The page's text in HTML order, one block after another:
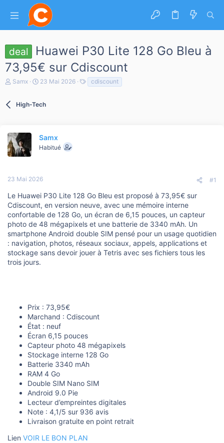
deal
Huawei P30 Lite 128 Go Bleu à
73,95€ sur Cdiscount
A
e
l
a
s
u
s
s
i
o
n
Samx
D
e
é
b
23 Mai 2026
a
cdiscount
High-Tech
Samx
Habitué
23 Mai 2026 #1
Le Huawei P30 Lite 128 Go Bleu est proposé à 73,95€ sur
Cdiscount, en version neuve, avec une mémoire interne
confortable de 128 Go, un écran de 6,15 pouces, un capteur
photo de 48 mégapixels et une batterie de 3340 mAh. Un
smartphone Android double SIM pensé pour un usage quotidien
: navigation, photos, réseaux sociaux, appels, applications et
stockage sans devoir jouer à Tetris avec ses fichiers tous les
trois jours.
Prix : 73,95€
Marchand : Cdiscount
État : neuf
Écran 6,15 pouces
Capteur photo 48 mégapixels
Stockage interne 128 Go
Batterie 3340 mAh
RAM 4 Go
Double SIM Nano SIM
Android 9.0 Pie
Lecteur d’empreintes digitales
Note : 4,1/5 sur 936 avis
Livraison gratuite en point retrait
Lien VOIR LE BON PLAN